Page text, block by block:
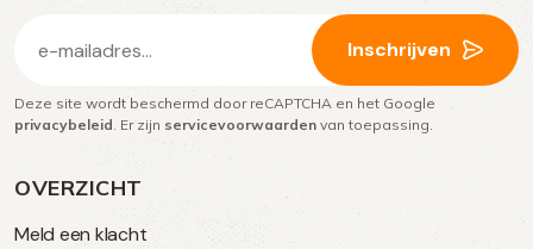
OVERZICHT
Meld een klacht
mailadres
(Vereist)
Inschrijven
Deze site wordt beschermd door reCAPTCHA en het Google
privacybeleid. Er zijn servicevoorwaarden van toepassing.